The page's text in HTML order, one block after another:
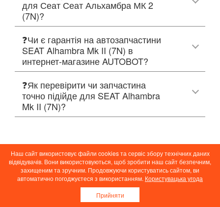
для Сеат Сеат Альхамбра МК 2
(7N)?
❓Чи є гарантія на автозапчастини
SEAT Alhambra Mk II (7N) в
интернет-магазине AUTOBOT?
❓Як перевірити чи запчастина
точно підійде для SEAT Alhambra
Mk II (7N)?
Всі автомобілі
Наш сайт використовує файли cookies та сервіс збору технічних даних
відвідувачів. Вони використовуються, щоб зробити наш сайт безпечним,
захищеним та зручним. Продовжуючи користуватись сайтом, ви
автоматично погоджуєтеся з використанням. Користувацька угода
Прийняти